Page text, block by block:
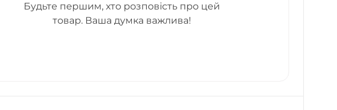
Будьте першим, хто розповість про цей
товар. Ваша думка важлива!